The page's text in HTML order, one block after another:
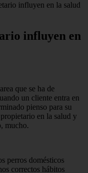
influyen en la salud
influyen en
que se ha de
un cliente entra en
pienso para su
en la salud y
mucho.
perros domésticos
correctos hábitos